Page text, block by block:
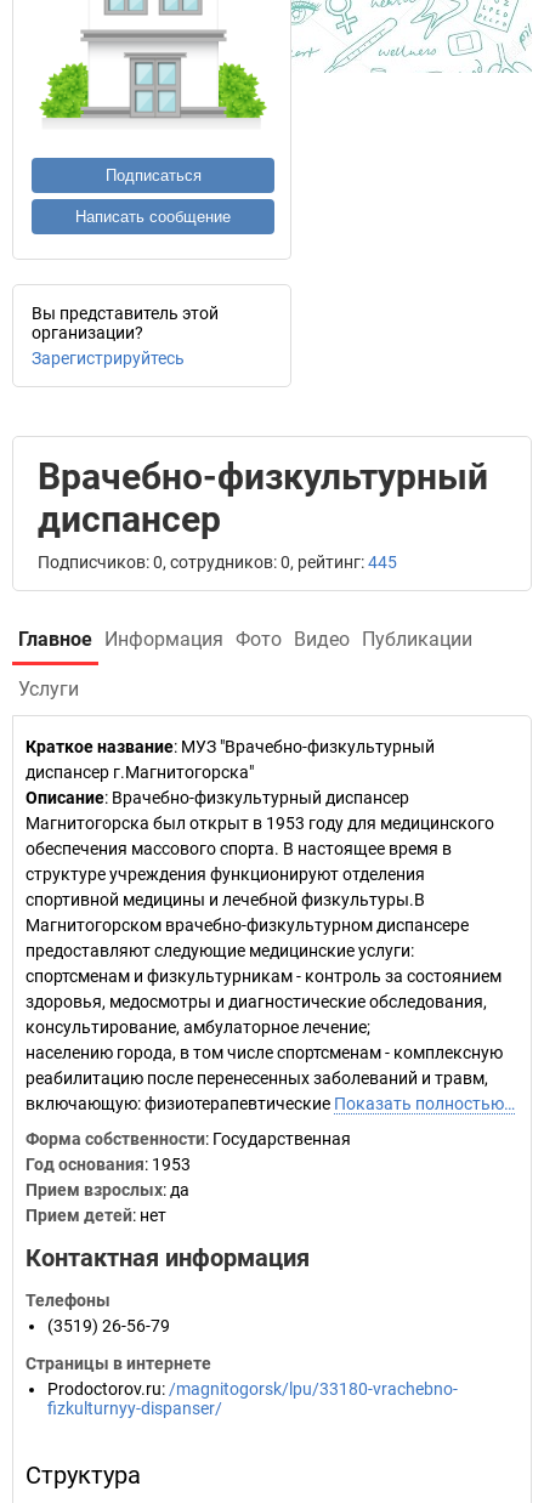
Подписаться
Написать сообщение
Вы представитель этой
организации?
Зарегистрируйтесь
Врачебно-физкультурный
диспансер
Подписчиков: 0, сотрудников: 0, рейтинг:445
Главное Информация Фото Видео Публикации
Услуги
Краткое название: МУЗ "Врачебно-физкультурный
диспансер г.Магнитогорска"
Описание: Врачебно-физкультурный диспансер
Магнитогорска был открыт в 1953 году для медицинского
обеспечения массового спорта. В настоящее время в
структуре учреждения функционируют отделения
спортивной медицины и лечебной физкультуры.В
Магнитогорском врачебно-физкультурном диспансере
предоставляют следующие медицинские услуги:
спортсменам и физкультурникам - контроль за состоянием
здоровья, медосмотры и диагностические обследования,
консультирование, амбулаторное лечение;
населению города, в том числе спортсменам - комплексную
реабилитацию после перенесенных заболеваний и травм,
включающую: физиотерапевтические Показать полностью…
Форма собственности: Государственная
Год основания: 1953
Прием взрослых: да
Прием детей: нет
Контактная информация
Телефоны
(3519) 26-56-79
Страницы в интернете
Prodoctorov.ru: /magnitogorsk/lpu/33180-vrachebno-
fizkulturnyy-dispanser/
Структура